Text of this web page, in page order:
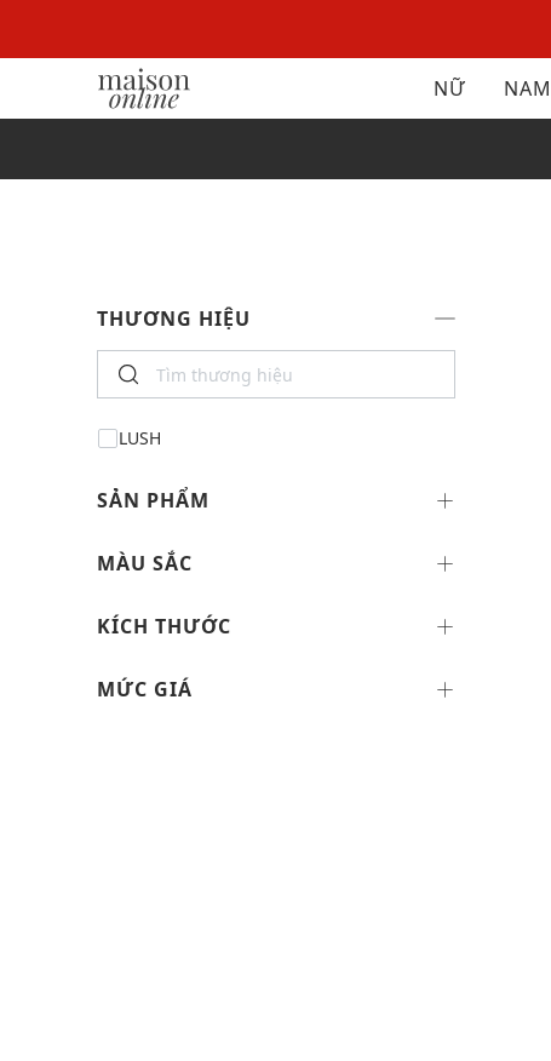
NỮ NAM
THƯƠNG HIỆU
LUSH
SẢN PHẨM
MÀU SẮC
KÍCH THƯỚC
MỨC GIÁ